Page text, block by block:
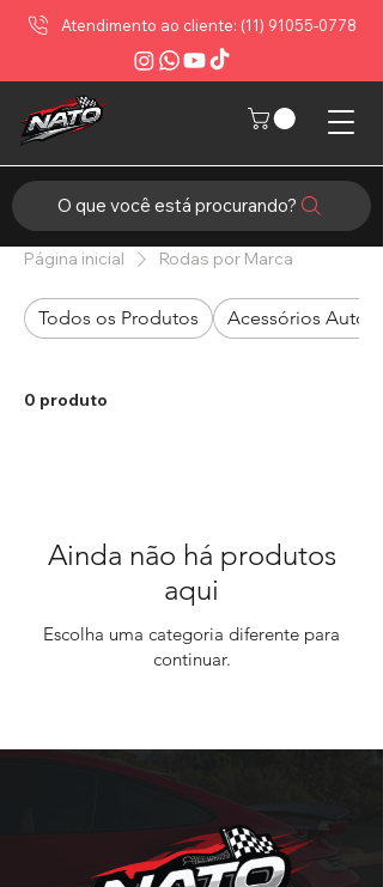
O que você está procurando?
Atendimento ao cliente: (11) 91055-0778
Página inicial Rodas por Marca
Todos os Produtos Acessórios
0 produto
Ainda não há produtos
aqui
Escolha uma categoria diferente para
continuar.